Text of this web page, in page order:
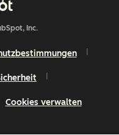
Inc.
Cookies verwalten